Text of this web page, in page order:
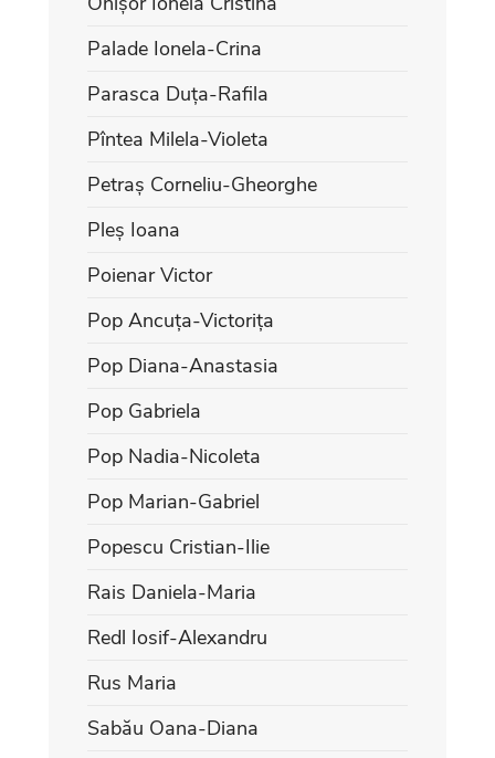
Palade Ionela-Crina
Parasca Duța-Rafila
Pîntea Milela-Violeta
Petraș Corneliu-Gheorghe
Pleș Ioana
Poienar Victor
Pop Ancuța-Victorița
Pop Diana-Anastasia
Pop Gabriela
Pop Nadia-Nicoleta
Pop Marian-Gabriel
Popescu Cristian-Ilie
Rais Daniela-Maria
Redl Iosif-Alexandru
Rus Maria
Sabău Oana-Diana